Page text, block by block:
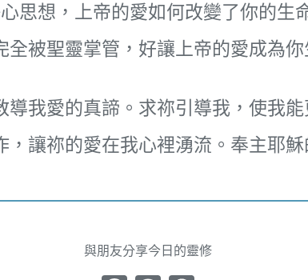
思想，上帝的愛如何改變了你的生
全被聖靈掌管，好讓上帝的愛成為你
我愛的真諦。求祢引導我，使我能
讓祢的愛在我心裡湧流。奉主耶穌
與朋友分享今日的靈修